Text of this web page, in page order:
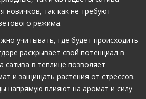
новичков, так как не требуют
режима.
учитывать, где будет происходить
раскрывает свой потенциал в
в теплице позволяет
и защищать растения от стрессов.
напрямую влияют на аромат и силу